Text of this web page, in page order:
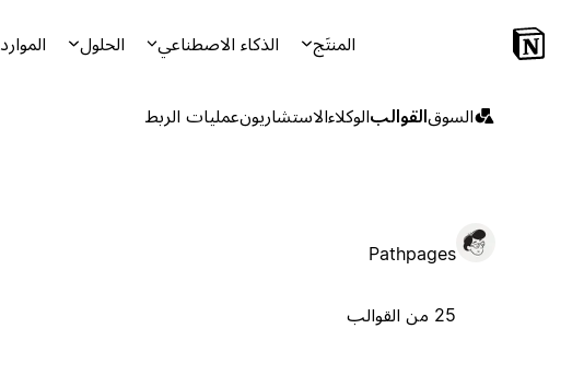
المنتَج الذكاء الاصطناعي الحلول الموارد
السوقالقوالبالوكلاءالاستشاريونعمليات الربط
Pathpages
25 من القوالب